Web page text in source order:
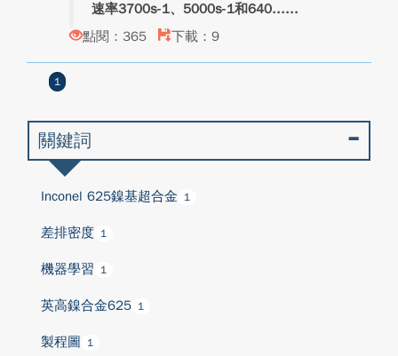
速率3700s-1、5000s-1和640...
點閱：365
下載：9
1
關鍵詞
Inconel 625鎳基超合金 1
差排密度 1
機器學習 1
英高鎳合金625 1
製程圖 1